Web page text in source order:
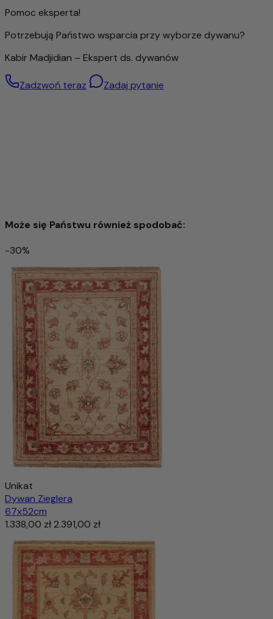
sposób łączy naturalność, jakość i tradycję.
Pomoc eksperta!
Potrzebują Państwo wsparcia przy wyborze dywanu?
Kabir Madjidian – Ekspert ds. dywanów
Zadzwoń teraz Zadaj pytanie
Kazak Dywan 82x57cm - Dywan orientalny
935,00 zł1.667,00 zł-43%
Dodaj do koszyka
Może się Państwu również spodobać:
-30%
Unikat
Dywan Zieglera
67x52cm
1.338,00 zł2.391,00 zł